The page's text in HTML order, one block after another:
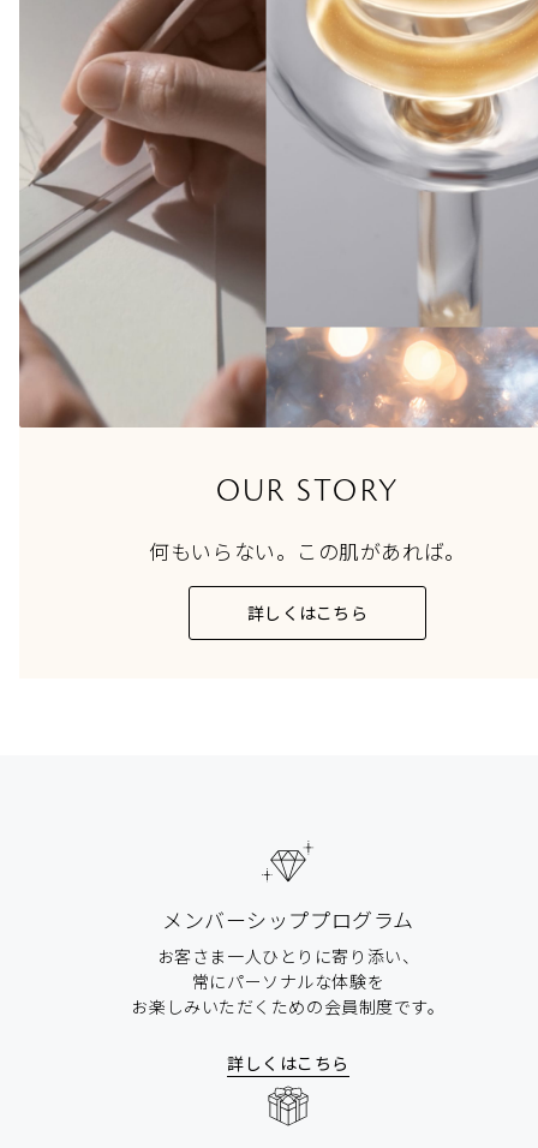
OUR STORY
何もいらない。この肌があれば。
詳しくはこちら
メンバーシッププログラム
お客さま一人ひとりに寄り添い、
常にパーソナルな体験を
お楽しみいただくための会員制度です。
詳しくはこちら